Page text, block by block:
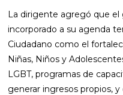
La dirigente agregó que el
incorporado a su agenda
Ciudadano como el
Niñas, Niños y
LGBT, programas de
generar ingresos propios,